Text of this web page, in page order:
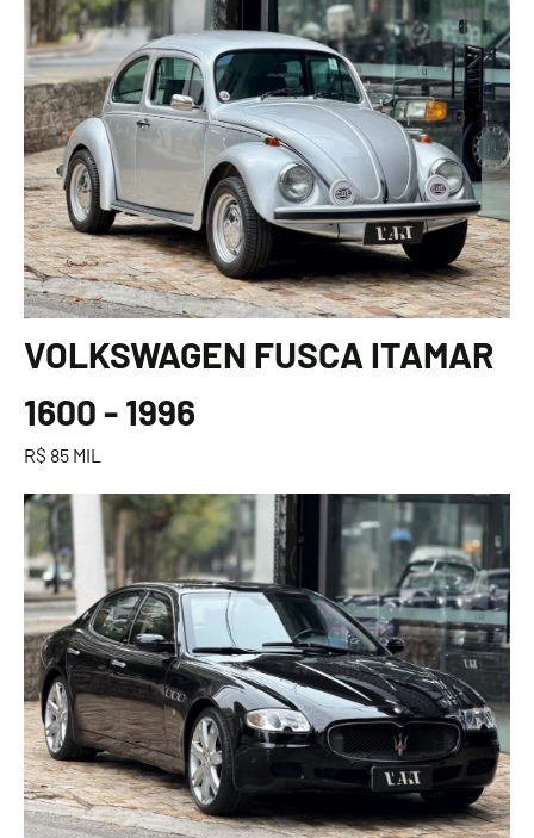
VOLKSWAGEN FUSCA ITAMAR
1600 - 1996
R$ 85 MIL